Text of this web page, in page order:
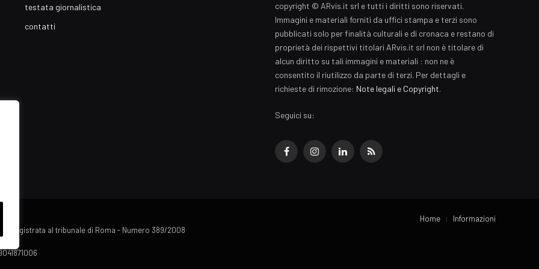
testata giornalistica
contatti
copyright © ARvis.it srl e tutti i diritti sono riservati.
Immagini e materiali forniti da uffici stampa e terzi sono
pubblicati solo per finalità culturali e di cronaca e restano di
proprietà dei rispettivi titolari ARvis.it srl non è titolare di
alcun diritto su tali immagini e materiali : non ne è
consentito il riutilizzo da parte di terzi. Per dettagli e
richieste di rimozione: Note legali e Copyright.
Seguici su:
FacebookInstagramLinkedInRSS
registrata al tribunale di Roma - Numero 389/2008
Home Informazioni